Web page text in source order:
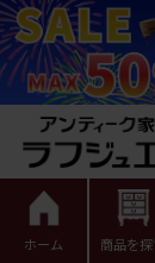
ホーム 商品を探